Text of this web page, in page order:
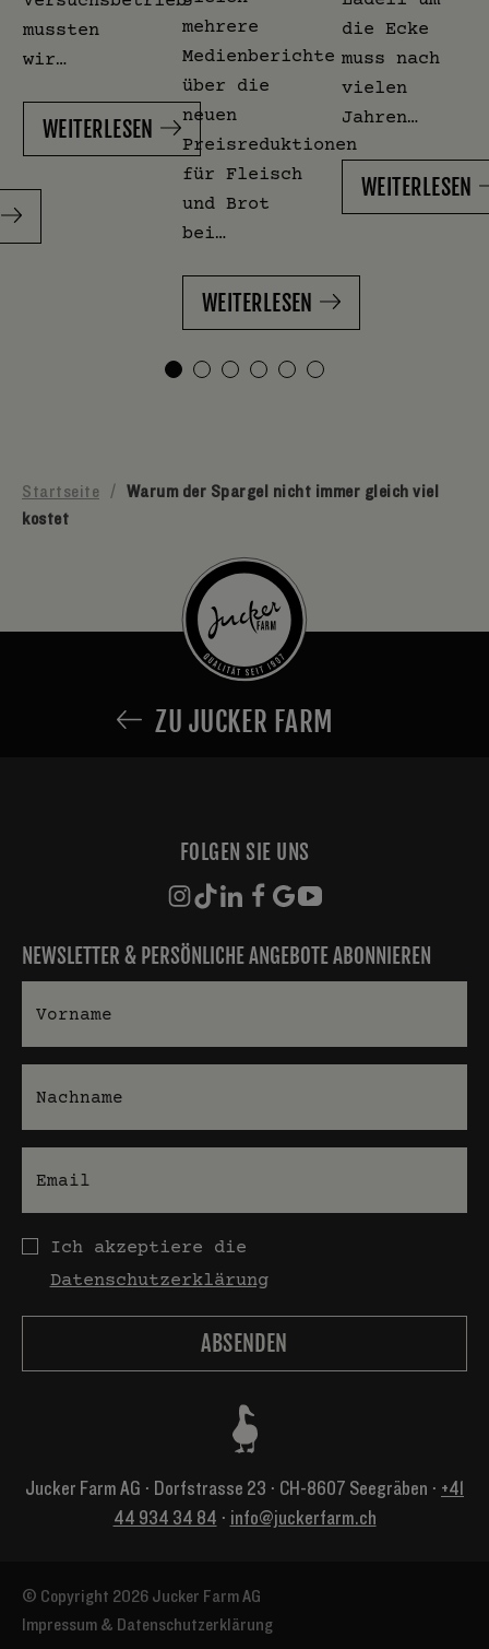
mussten
wir…
WEITERLESEN
mehrere
Medienberichte
über die
neuen
Preisreduktionen
für Fleisch
und Brot
bei…
WEITERLESEN
die Ecke
muss nach
vielen
Jahren…
WEITERLESEN
Startseite / Warum der Spargel nicht immer gleich viel
kostet
ZU JUCKER FARM
FOLGEN SIE UNS
NEWSLETTER & PERSÖNLICHE ANGEBOTE ABONNIEREN
Datenschutz
Ich akzeptiere die
Datenschutzerklärung
Jucker Farm AG ⋅ Dorfstrasse 23 ⋅ CH-8607 Seegräben ⋅ +41
44 934 34 84 ⋅ info@juckerfarm.ch
© Copyright 2026 Jucker Farm AG
Impressum & Datenschutzerklärung